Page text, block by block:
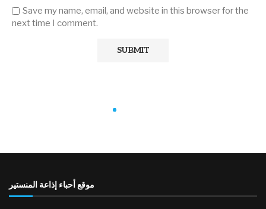
Save my name, email, and website in this browser for the
next time I comment.
موقع أحباء إذاعة المنستير